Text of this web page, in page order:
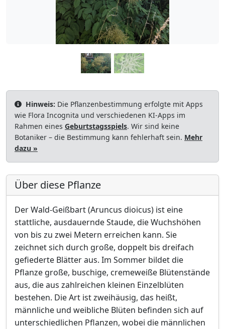
Hinweis: Die Pflanzenbestimmung erfolgte mit Apps
wie Flora Incognita und verschiedenen KI-Apps im
Rahmen eines Geburtstagsspiels. Wir sind keine
Botaniker – die Bestimmung kann fehlerhaft sein. Mehr
dazu »
Über diese Pflanze
Der Wald-Geißbart (Aruncus dioicus) ist eine
stattliche, ausdauernde Staude, die Wuchshöhen
von bis zu zwei Metern erreichen kann. Sie
zeichnet sich durch große, doppelt bis dreifach
gefiederte Blätter aus. Im Sommer bildet die
Pflanze große, buschige, cremeweiße Blütenstände
aus, die aus zahlreichen kleinen Einzelblüten
bestehen. Die Art ist zweihäusig, das heißt,
männliche und weibliche Blüten befinden sich auf
unterschiedlichen Pflanzen, wobei die männlichen